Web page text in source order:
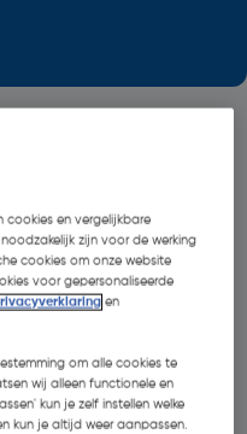
cookies en vergelijkbare
zijn voor de werking
cookies om onze website
voor gepersonaliseerde
en
om alle cookies te
wij alleen functionele en
kun je zelf instellen welke
kun je altijd weer aanpassen.